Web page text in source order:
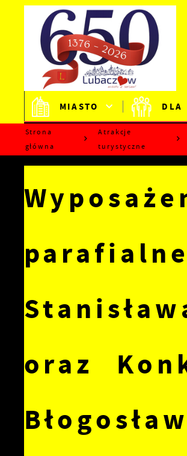
Przejdź do menu.
Przejdź do wyszukiwarki.
Przejdź do treści.
Przejdź do ustawień wielkości
Wyłącz wersję kontrastową strony.
MIASTO DLA
Strona
główna
Atrakcje
turystyczne
oraz